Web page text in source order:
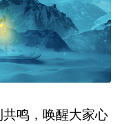
鸣，唤醒大家心